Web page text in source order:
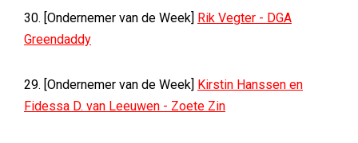
30. [Ondernemer van de Week] Rik Vegter - DGA
Greendaddy
29. [Ondernemer van de Week] Kirstin Hanssen en
Fidessa D. van Leeuwen - Zoete Zin